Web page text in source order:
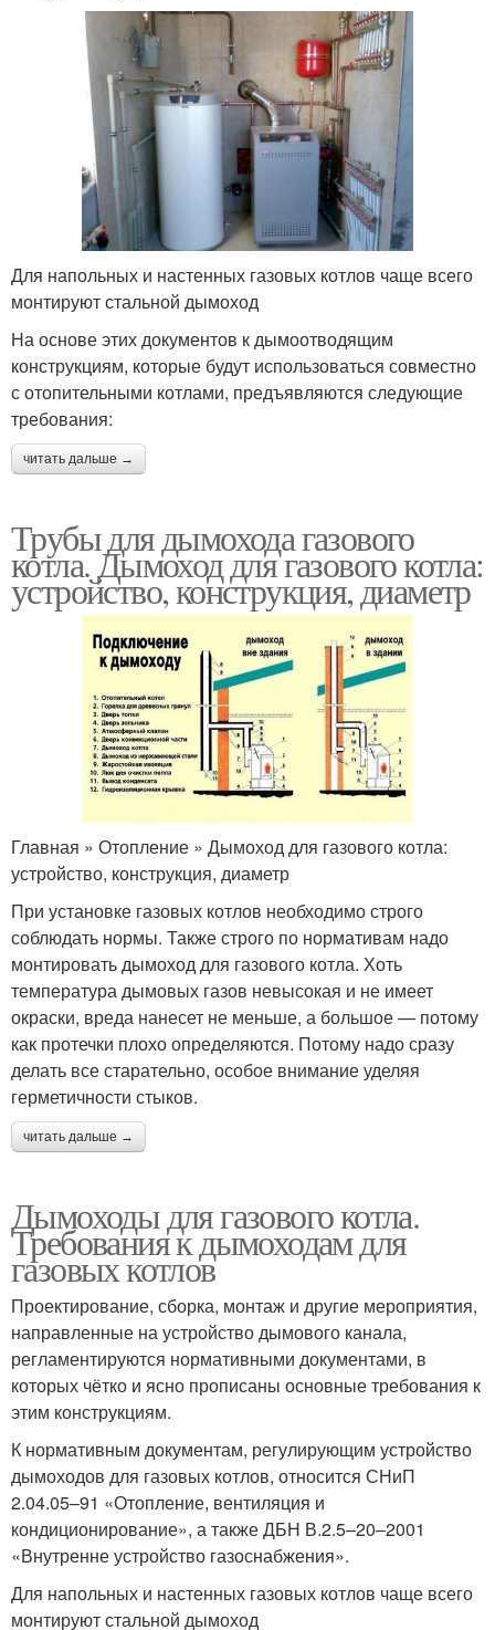
Для напольных и настенных газовых котлов чаще всего
монтируют стальной дымоход
На основе этих документов к дымоотводящим
конструкциям, которые будут использоваться совместно
с отопительными котлами, предъявляются следующие
требования:
читать дальше →
Трубы для дымохода газового
котла. Дымоход для газового котла:
устройство, конструкция, диаметр
Главная » Отопление » Дымоход для газового котла:
устройство, конструкция, диаметр
При установке газовых котлов необходимо строго
соблюдать нормы. Также строго по нормативам надо
монтировать дымоход для газового котла. Хоть
температура дымовых газов невысокая и не имеет
окраски, вреда нанесет не меньше, а большое — потому
как протечки плохо определяются. Потому надо сразу
делать все старательно, особое внимание уделяя
герметичности стыков.
читать дальше →
Дымоходы для газового котла.
Требования к дымоходам для
газовых котлов
Проектирование, сборка, монтаж и другие мероприятия,
направленные на устройство дымового канала,
регламентируются нормативными документами, в
которых чётко и ясно прописаны основные требования к
этим конструкциям.
К нормативным документам, регулирующим устройство
дымоходов для газовых котлов, относится СНиП
2.04.05–91 «Отопление, вентиляция и
кондиционирование», а также ДБН В.2.5–20–2001
«Внутренне устройство газоснабжения».
Для напольных и настенных газовых котлов чаще всего
монтируют стальной дымоход